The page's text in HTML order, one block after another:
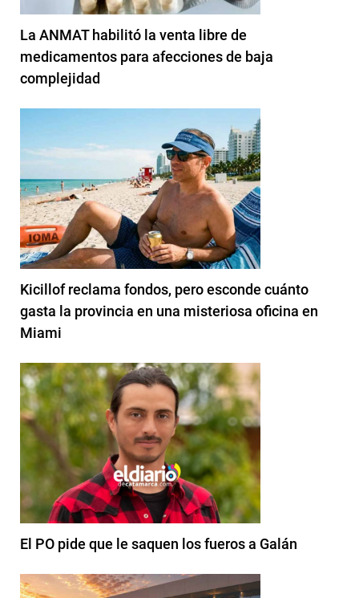
La ANMAT habilitó la venta libre de
medicamentos para afecciones de baja
complejidad
Kicillof reclama fondos, pero esconde cuánto
gasta la provincia en una misteriosa oficina en
Miami
El PO pide que le saquen los fueros a Galán